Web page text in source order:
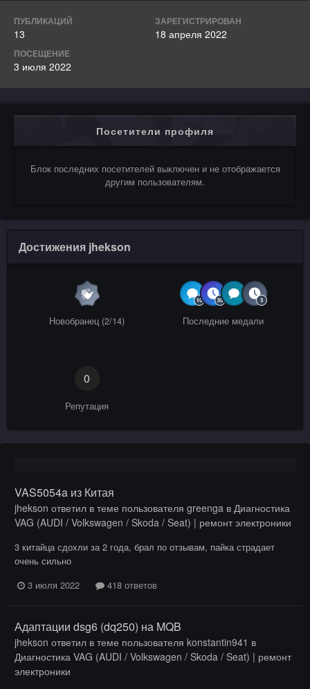
ПУБЛИКАЦИЙ
13
ЗАРЕГИСТРИРОВАН
18 апреля 2022
ПОСЕЩЕНИЕ
3 июля 2022
Посетители профиля
Блок последних посетителей выключен и не отображается
другим пользователям.
Достижения jhekson
Новобранец (2/14) Последние медали
0
Репутация
VAS5054a из Китая
jhekson ответил в теме пользователя greenga в Диагностика
VAG (AUDI / Volkswagen / Skoda / Seat) | ремонт электроники
3 китайца сдохли за 2 года, брал по отзывам, пайка страдает
очень сильно
3 июля 2022
418 ответов
Адаптации dsg6 (dq250) на MQB
jhekson ответил в теме пользователя konstantin941 в
Диагностика VAG (AUDI / Volkswagen / Skoda / Seat) | ремонт
электроники